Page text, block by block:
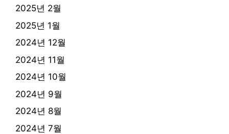
2025년 2월
2025년 1월
2024년 12월
2024년 11월
2024년 10월
2024년 9월
2024년 8월
2024년 7월